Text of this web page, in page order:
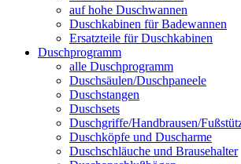
auf hohe Duschwannen
Duschkabinen für Badewannen
Ersatzteile für Duschkabinen
Duschprogramm
alle Duschprogramm
Duschsäulen/Duschpaneele
Duschstangen
Duschsets
Duschgriffe/Handbrausen/
Duschköpfe und Duscharme
Duschschläuche und Brausehalter